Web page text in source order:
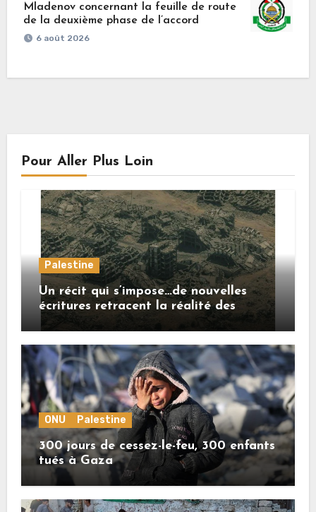
Mladenov concernant la feuille de route
de la deuxième phase de l’accord
6 août 2026
Pour Aller Plus Loin
Palestine
Un récit qui s’impose…de nouvelles
écritures retracent la réalité des
crimes sionistes à Gaza
ONU Palestine
300 jours de cessez-le-feu, 300 enfants
tués à Gaza